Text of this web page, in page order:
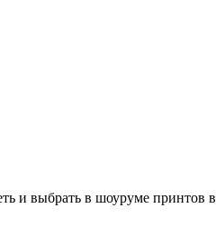
и выбрать в шоуруме принтов в